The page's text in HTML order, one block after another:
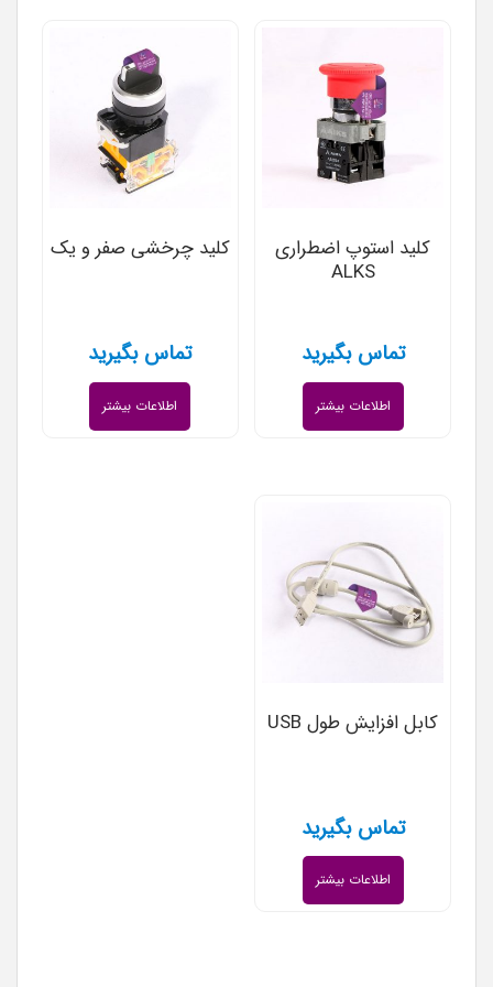
کلید استوپ اضطراری
ALKS
تماس بگیرید
اطلاعات بیشتر
کلید چرخشی صفر و یک
تماس بگیرید
اطلاعات بیشتر
کابل افزایش طول USB
تماس بگیرید
اطلاعات بیشتر